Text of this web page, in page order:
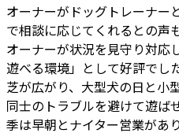
オーナーがドッグトレーナー
で相談に応じてくれるとの声
オーナーが状況を見守り対応
遊べる環境」として好評でし
芝が広がり、大型犬の日と小
同士のトラブルを避けて遊ば
季は早朝とナイター営業があ